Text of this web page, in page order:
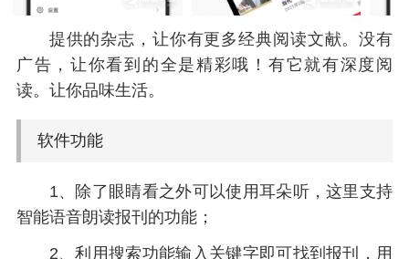
提供的杂志，让你有更多经典阅读文献。没有
广告，让你看到的全是精彩哦！有它就有深度阅
读。让你品味生活。
软件功能
1、除了眼睛看之外可以使用耳朵听，这里支持
智能语音朗读报刊的功能；
2、利用搜索功能输入关键字即可找到报刊，用